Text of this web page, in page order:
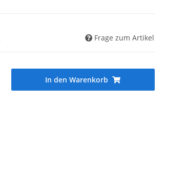
Frage zum Artikel
In den Warenkorb